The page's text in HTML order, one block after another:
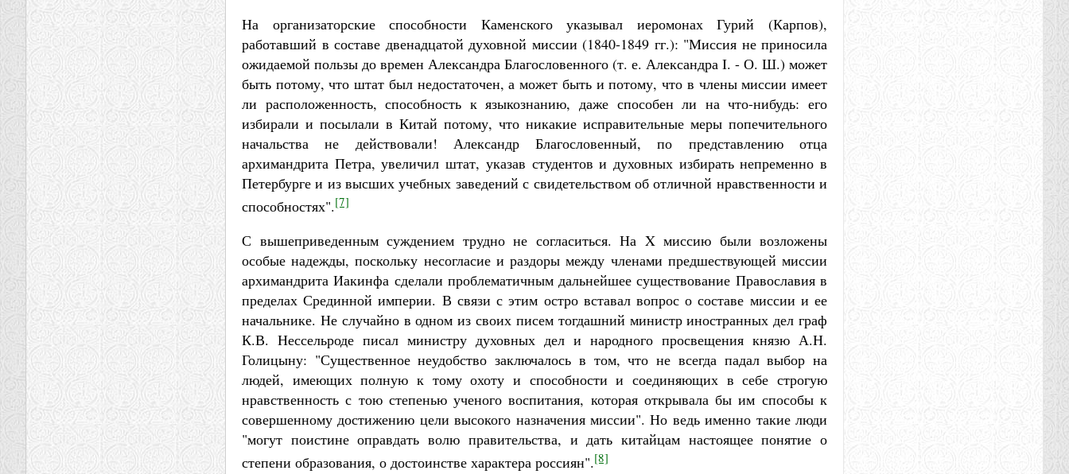
На организаторские способности Каменского указывал иеромонах Гурий (Карпов),
работавший в составе двенадцатой духовной миссии (1840-1849 гг.): "Миссия не приносила
ожидаемой пользы до времен Александра Благословенного (т. е. Александра I. - О. Ш.) может
быть потому, что штат был недостаточен, а может быть и потому, что в члены миссии имеет
ли расположенность, способность к языкознанию, даже способен ли на что-нибудь: его
избирали и посылали в Китай потому, что никакие исправительные меры попечительного
начальства не действовали! Александр Благословенный, по представлению отца
архимандрита Петра, увеличил штат, указав студентов и духовных избирать непременно в
Петербурге и из высших учебных заведений с свидетельством об отличной нравственности и
способностях".[7]
С вышеприведенным суждением трудно не согласиться. На X миссию были возложены
особые надежды, поскольку несогласие и раздоры между членами предшествующей миссии
архимандрита Иакинфа сделали проблематичным дальнейшее существование Православия в
пределах Срединной империи. В связи с этим остро вставал вопрос о составе миссии и ее
начальнике. Не случайно в одном из своих писем тогдашний министр иностранных дел граф
К.В. Нессельроде писал министру духовных дел и народного просвещения князю А.Н.
Голицыну: "Существенное неудобство заключалось в том, что не всегда падал выбор на
людей, имеющих полную к тому охоту и способности и соединяющих в себе строгую
нравственность с тою степенью ученого воспитания, которая открывала бы им способы к
совершенному достижению цели высокого назначения миссии". Но ведь именно такие люди
"могут поистине оправдать волю правительства, и дать китайцам настоящее понятие о
степени образования, о достоинстве характера россиян".[8]